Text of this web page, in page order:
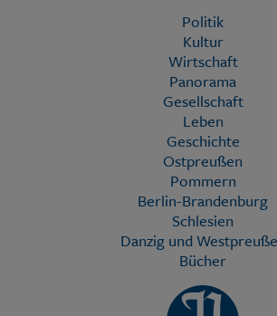
Politik
Kultur
Wirtschaft
Panorama
Gesellschaft
Leben
Geschichte
Ostpreußen
Pommern
Berlin-Brandenburg
Schlesien
Danzig und
Bücher